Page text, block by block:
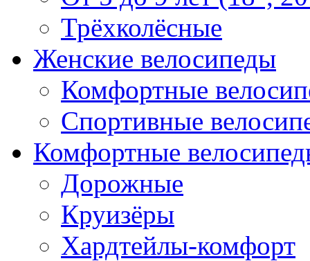
Трёхколёсные
Женские велосипеды
Комфортные
Спортивные
Комфортные
Дорожные
Круизёры
Хардтейлы-комфорт